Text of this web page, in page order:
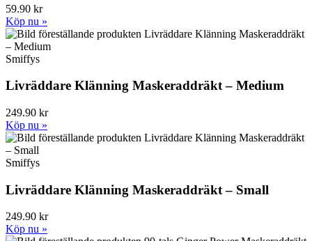
59.90 kr
Köp nu »
Smiffys
Livräddare Klänning Maskeraddräkt – Medium
249.90 kr
Köp nu »
Smiffys
Livräddare Klänning Maskeraddräkt – Small
249.90 kr
Köp nu »